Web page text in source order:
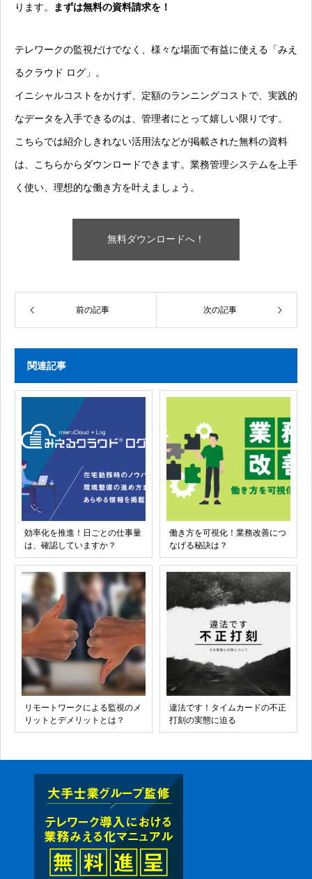
ります。 まずは無料の資料請求を！
テレワークの監視だけでなく、様々な場面で有益に使える「みえ
るクラウド ログ」。
イニシャルコストをかけず、定額のランニングコストで、実践的
なデータを入手できるのは、管理者にとって嬉しい限りです。
こちらでは紹介しきれない活用法などが掲載された無料の資料
は、こちらからダウンロードできます。 業務管理システムを上手
く使い、理想的な働き方を叶えましょう。
無料ダウンロードへ！
前の記事 次の記事
関連記事
効率化を推進！日ごとの仕事量
は、確認していますか？
働き方を可視化！業務改善につ
なげる秘訣は？
リモートワークによる監視のメ
リットとデメリットとは？
違法です！タイムカードの不正
打刻の実態に迫る